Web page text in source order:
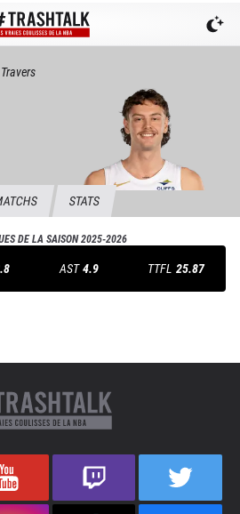
Travers
STATS
DE LA SAISON2025-2026
AST 4.9 TTFL 25.87